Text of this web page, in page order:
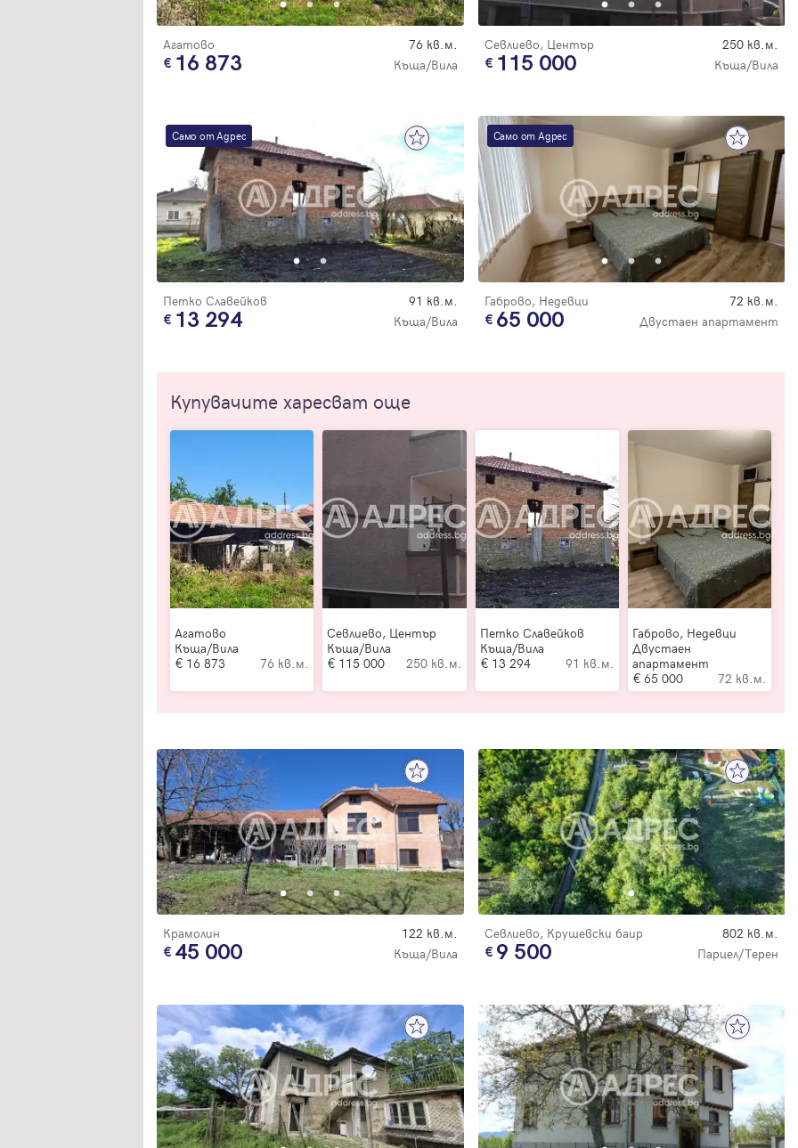
Агатово 76 кв.м.
16 873 Къща/Вила
Севлиево, Център 250 кв.м.
115 000 Къща/Вила
Само от Адрес
Петко Славейков 91 кв.м.
13 294 Къща/Вила
Само от Адрес
Габрово, Недевци 72 кв.м.
65 000 Двустаен апартамент
Купувачите харесват още
Агатово
Къща/Вила
16 873
76 кв.м.
Севлиево, Център
Къща/Вила
115 000
250 кв.м.
Петко Славейков
Къща/Вила
13 294
91 кв.м.
Габрово, Недевци
Двустаен
апартамент
65 000
72 кв.м.
Крамолин 122 кв.м.
45 000 Къща/Вила
Севлиево, Крушевски баир 802 кв.м.
9 500 Парцел/Терен